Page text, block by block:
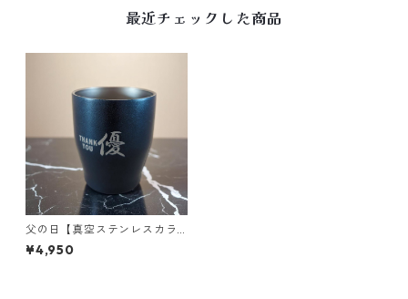
最近チェックした商品
父の日【真空ステンレスカラ
ータンブラー350】退職祝い｜
誕生日
¥4,950